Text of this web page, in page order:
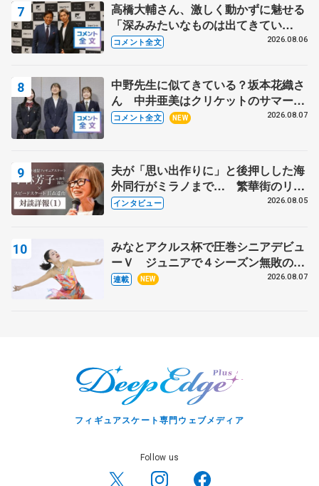
高橋大輔さん、激しく動かずに魅せる
「深みみたいなものは出てきてい
る？」 〝兄さん〟と慕うレジェンド
コメント全文 2026.08.06
中野先生に似てきている？坂本花織さ
ん 中井亜美はクリケットのサマーキ
ャンプに 島田麻央はたくさん試合に
コメント全文 NEW 2026.08.07
夫が「思い出作りに」と後押しした海
外同行がミラノまで… 繁華街のリン
クでは不良のお兄さんも味方に 小林
インタビュー 2026.08.05
みなとアクルス杯で圧巻シニアデビュ
ーＶ ジュニアで４シーズン無敗の島
田麻央
連載 NEW 2026.08.07
フィギュアスケート専門ウェブメディア
Follow us